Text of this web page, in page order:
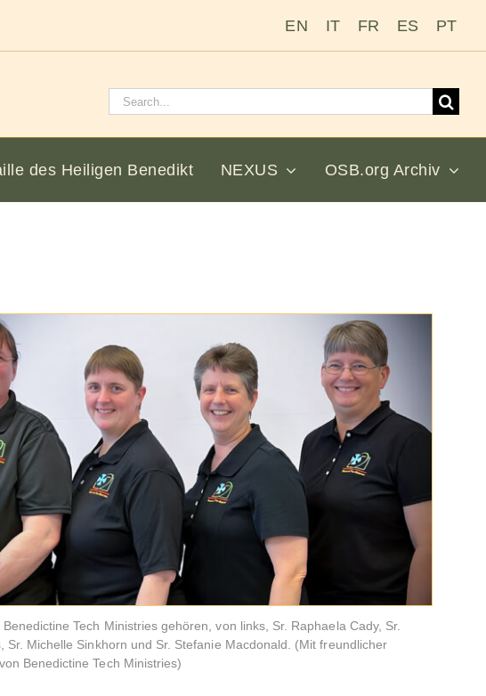
EN IT FR ES PT
Suchen
des Heiligen Benedikt NEXUS OSB.org Archiv
Tech Ministries gehören, von links, Sr. Raphaela Cady, Sr.
Sr. Michelle Sinkhorn und Sr. Stefanie Macdonald. (Mit freundlicher
Benedictine Tech Ministries)